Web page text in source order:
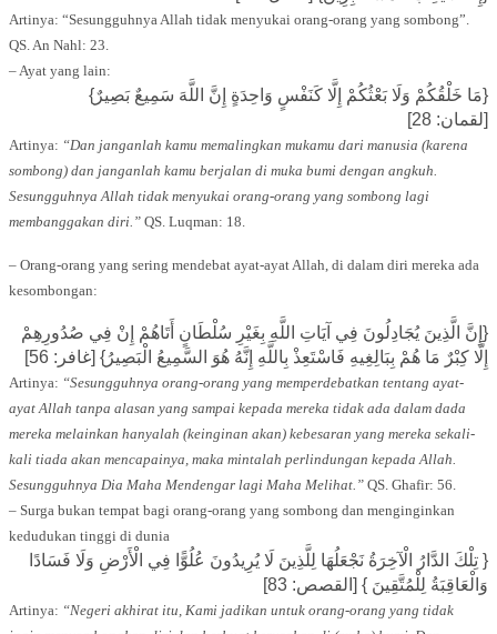
Artinya: “Sesungguhnya Allah tidak menyukai orang-orang yang sombong”.
QS. An Nahl: 23.
– Ayat yang lain:
{مَا خَلْقُكُمْ وَلَا بَعْثُكُمْ إِلَّا كَنَفْسٍ وَاحِدَةٍ إِنَّ اللَّهَ سَمِيعٌ بَصِيرٌ}
[لقمان: 28]
Artinya: “Dan janganlah kamu memalingkan mukamu dari manusia (karena
sombong) dan janganlah kamu berjalan di muka bumi dengan angkuh.
Sesungguhnya Allah tidak menyukai orang-orang yang sombong lagi
membanggakan diri.” QS. Luqman: 18.
– Orang-orang yang sering mendebat ayat-ayat Allah, di dalam diri mereka ada
kesombongan:
{إِنَّ الَّذِينَ يُجَادِلُونَ فِي آيَاتِ اللَّهِ بِغَيْرِ سُلْطَانٍ أَتَاهُمْ إِنْ فِي صُدُورِهِمْ
إِلَّا كِبْرٌ مَا هُمْ بِبَالِغِيهِ فَاسْتَعِذْ بِاللَّهِ إِنَّهُ هُوَ السَّمِيعُ الْبَصِيرُ} [غافر: 56]
Artinya: “Sesungguhnya orang-orang yang memperdebatkan tentang ayat-
ayat Allah tanpa alasan yang sampai kepada mereka tidak ada dalam dada
mereka melainkan hanyalah (keinginan akan) kebesaran yang mereka sekali-
kali tiada akan mencapainya, maka mintalah perlindungan kepada Allah.
Sesungguhnya Dia Maha Mendengar lagi Maha Melihat.” QS. Ghafir: 56.
– Surga bukan tempat bagi orang-orang yang sombong dan menginginkan
kedudukan tinggi di dunia
{ تِلْكَ الدَّارُ الْآخِرَةُ نَجْعَلُهَا لِلَّذِينَ لَا يُرِيدُونَ عُلُوًّا فِي الْأَرْضِ وَلَا فَسَادًا
وَالْعَاقِبَةُ لِلْمُتَّقِينَ } [القصص: 83]
Artinya: “Negeri akhirat itu, Kami jadikan untuk orang-orang yang tidak